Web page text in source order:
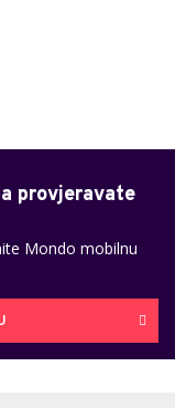
provjeravate
Mondo mobilnu